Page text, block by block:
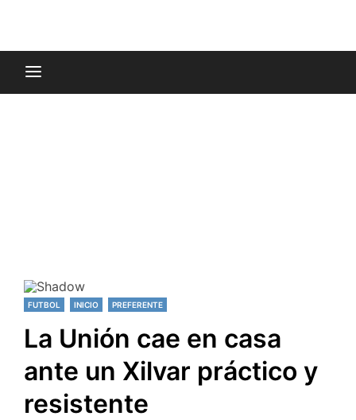
FUTBOL INICIO PREFERENTE
La Unión cae en casa
ante un Xilvar práctico y
resistente